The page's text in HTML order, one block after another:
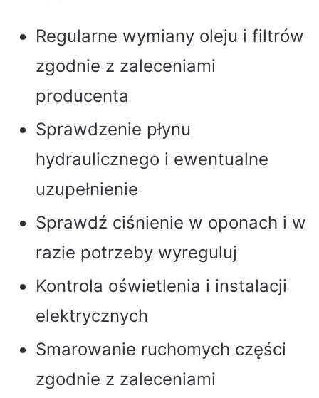
Regularne wymiany oleju i filtrów
zgodnie z zaleceniami
producenta
Sprawdzenie płynu
hydraulicznego i ewentualne
uzupełnienie
Sprawdź ciśnienie w oponach i w
razie potrzeby wyreguluj
Kontrola oświetlenia i instalacji
elektrycznych
Smarowanie ruchomych części
zgodnie z zaleceniami